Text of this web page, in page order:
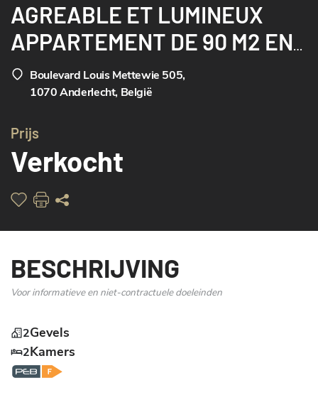
AGREABLE ET LUMINEUX
APPARTEMENT DE 90 M2 EN
BON ETAT - 2 CHAMBRES -
POSSIBILITE PROFESSION
LIBER
Boulevard Louis Mettewie 505,
1070 Anderlecht, België
Prijs
Verkocht
BESCHRIJVING
Voor informatieve en niet-contractuele doeleinden
2Gevels
2Kamers